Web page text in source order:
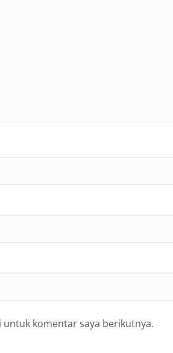
untuk komentar saya berikutnya.